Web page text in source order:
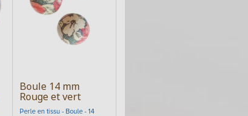
Boule 14 mm
Rouge et vert
Perle en tissu - Boule - 14